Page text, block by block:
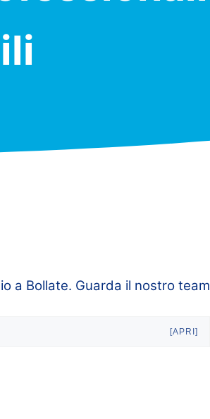
a Bollate. Guarda il nostro team
[APRI]